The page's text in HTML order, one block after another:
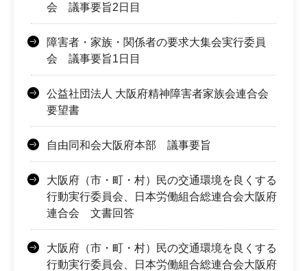
会 議事要旨2日目
障害者・家族・関係者の要求大集会実行委員
会 議事要旨1日目
公益社団法人 大阪府精神障害者家族会連合会
要望書
自由同和会大阪府本部 議事要旨
大阪府（市・町・村）民の交通環境を良くする
行動実行委員会、日本労働組合総連合会大阪府
連合会 文書回答
大阪府（市・町・村）民の交通環境を良くする
行動実行委員会、日本労働組合総連合会大阪府